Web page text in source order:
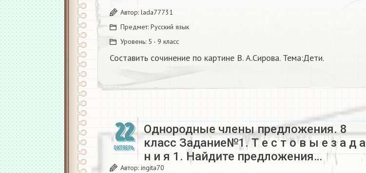
Автор: lada77731
Предмет: Русский язык
Уровень: 5 - 9 класс
Составить сочинение по картине В. А.Сирова. Тема:Дети.​
22
ОКТЯБРЬ
Однородные члены предложения. 8
класс Задание№1. Т е с т о в ы е з а д а
н и я 1. Найдите предложения…
Автор: ingita70